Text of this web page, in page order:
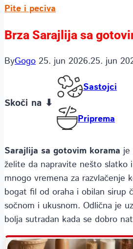
Pite i peciva
Brza Sarajlija sa
ByGogo 25. jun 2026.25. jun
Skoči na ⬇
Sastojci
Priprema
Sarajlija sa gotovim korama je
želite da napravite nešto slatko
mnogo vremena za razvlačenje
bogat fil od oraha i obilan sirup
sočnom i ukusnom. Odlična je
bolja sutradan kada se dobro